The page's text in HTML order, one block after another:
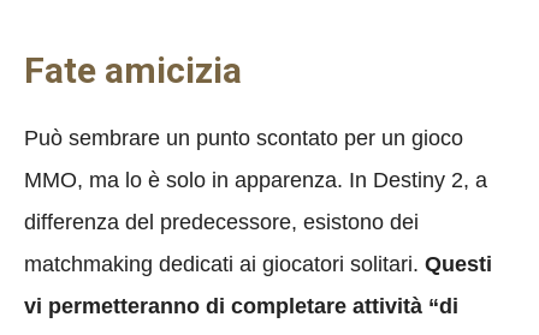
Fate amicizia
Può sembrare un punto scontato per un gioco
MMO, ma lo è solo in apparenza. In Destiny 2, a
differenza del predecessore, esistono dei
matchmaking dedicati ai giocatori solitari. Questi
vi permetteranno di completare attività “di